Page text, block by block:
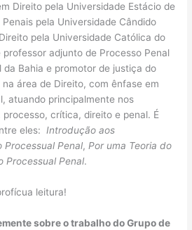
Direito pela Universidade Estácio de
pela Universidade Cândido
pela Universidade Católica do
adjunto de Processo Penal
da Bahia e promotor de justiça do
na área de Direito, com ênfase em
atuando principalmente nos
crítica, direito e penal. É
eles: Introdução aos
Processual Penal,Por uma Teoria do
Processual Penal.
leitura!
sobre o trabalho do Grupo de